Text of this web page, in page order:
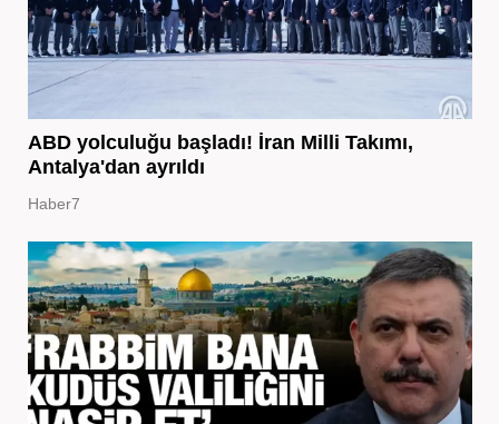
ABD yolculuğu başladı! İran Milli Takımı,
Antalya'dan ayrıldı
Haber7